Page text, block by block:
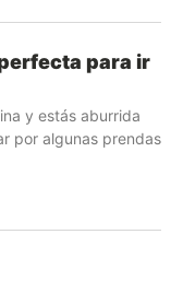
para ir
y estás aburrida
por algunas prendas